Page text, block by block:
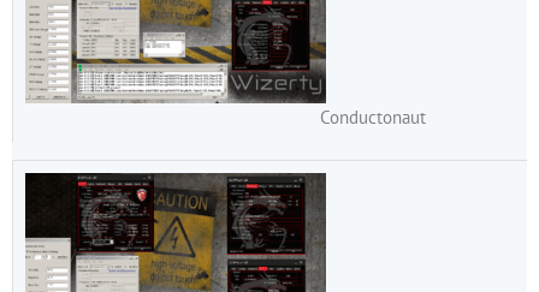
Conductonaut